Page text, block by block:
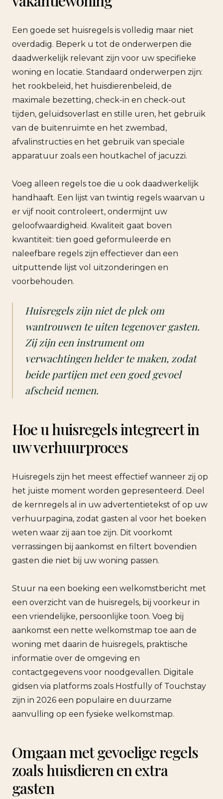
Een goede set huisregels is volledig maar niet
overdadig. Beperk u tot de onderwerpen die
daadwerkelijk relevant zijn voor uw specifieke
woning en locatie. Standaard onderwerpen zijn:
het rookbeleid, het huisdierenbeleid, de
maximale bezetting, check-in en check-out
tijden, geluidsoverlast en stille uren, het gebruik
van de buitenruimte en het zwembad,
afvalinstructies en het gebruik van speciale
apparatuur zoals een houtkachel of jacuzzi.
Voeg alleen regels toe die u ook daadwerkelijk
handhaaft. Een lijst van twintig regels waarvan u
er vijf nooit controleert, ondermijnt uw
geloofwaardigheid. Kwaliteit gaat boven
kwantiteit: tien goed geformuleerde en
naleefbare regels zijn effectiever dan een
uitputtende lijst vol uitzonderingen en
voorbehouden.
Huisregels zijn niet de plek om
wantrouwen te uiten tegenover gasten.
Zij zijn een instrument om
verwachtingen helder te maken, zodat
beide partijen met een goed gevoel
afscheid nemen.
Hoe u huisregels integreert in
uw verhuurproces
Huisregels zijn het meest effectief wanneer zij op
het juiste moment worden gepresenteerd. Deel
de kernregels al in uw advertentietekst of op uw
verhuurpagina, zodat gasten al voor het boeken
weten waar zij aan toe zijn. Dit voorkomt
verrassingen bij aankomst en filtert bovendien
gasten die niet bij uw woning passen.
Stuur na een boeking een welkomstbericht met
een overzicht van de huisregels, bij voorkeur in
een vriendelijke, persoonlijke toon. Voeg bij
aankomst een nette welkomstmap toe aan de
woning met daarin de huisregels, praktische
informatie over de omgeving en
contactgegevens voor noodgevallen. Digitale
gidsen via platforms zoals Hostfully of Touchstay
zijn in 2026 een populaire en duurzame
aanvulling op een fysieke welkomstmap.
Omgaan met gevoelige regels
zoals huisdieren en extra
gasten